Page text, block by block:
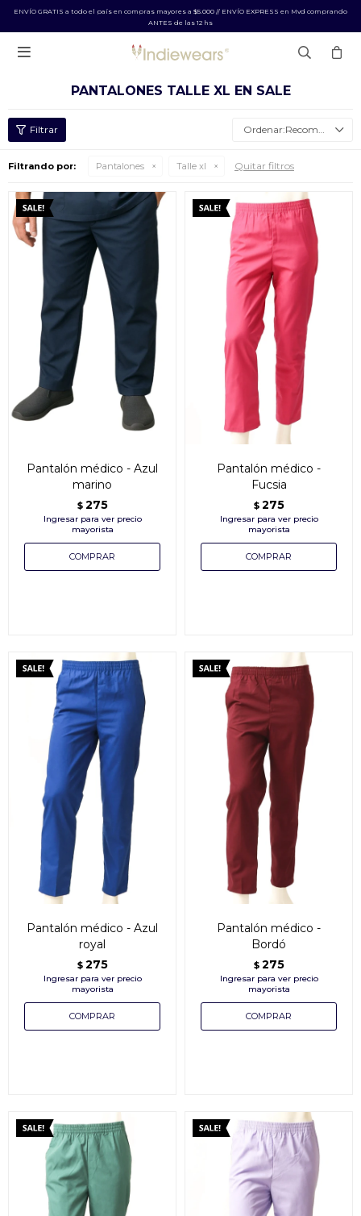
ENVÍO GRATIS a todo el país en compras mayores a $5.000 // ENVÍO EXPRESS en Mvd comprando
ANTES de las 12 hs

PANTALONES TALLE XL EN SALE
Recomendados
Filtrando por: Pantalones Talle xl Quitar filtros
Pantalón médico - Azul
marino
$ 275
Pantalón médico -
Fucsia
$ 275
Pantalón médico - Azul
royal
$ 275
Pantalón médico -
Bordó
$ 275